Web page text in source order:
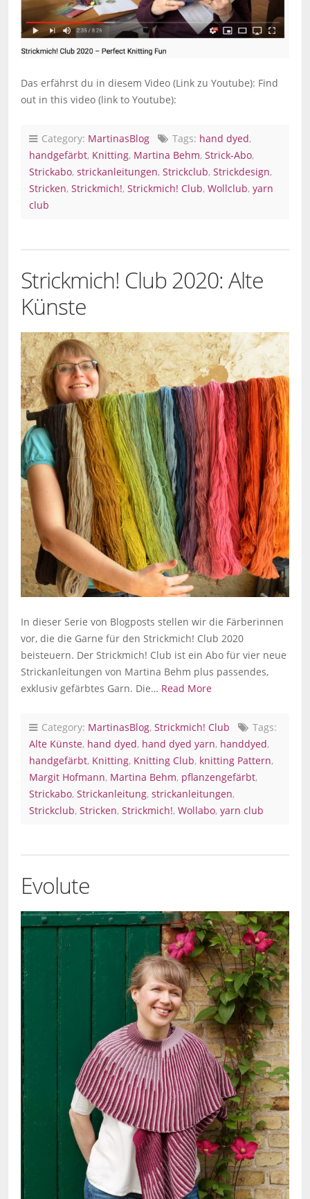
Das erfährst du in diesem Video (Link zu Youtube): Find
out in this video (link to Youtube):
Category: MartinasBlog Tags: hand dyed,
handgefärbt, Knitting, Martina Behm, Strick-Abo,
Strickabo, strickanleitungen, Strickclub, Strickdesign,
Stricken, Strickmich!, Strickmich! Club, Wollclub, yarn
club
Strickmich! Club 2020: Alte
Künste
In dieser Serie von Blogposts stellen wir die Färberinnen
vor, die die Garne für den Strickmich! Club 2020
beisteuern. Der Strickmich! Club ist ein Abo für vier neue
Strickanleitungen von Martina Behm plus passendes,
exklusiv gefärbtes Garn. Die… Read More
Category: MartinasBlog, Strickmich! Club
Tags:
Alte Künste, hand dyed, hand dyed yarn, handdyed,
handgefärbt, Knitting, Knitting Club, knitting Pattern,
Margit Hofmann, Martina Behm, pflanzengefärbt,
Strickabo, Strickanleitung, strickanleitungen,
Strickclub, Stricken, Strickmich!, Wollabo, yarn club
Evolute